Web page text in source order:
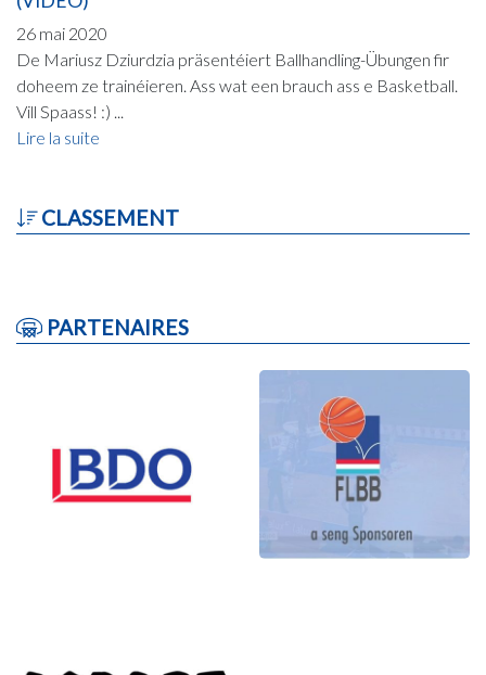
26 mai 2020
De Mariusz Dziurdzia präsentéiert Ballhandling-Übungen fir
doheem ze trainéieren. Ass wat een brauch ass e Basketball.
Vill Spaass! :) ...
Lire la suite
CLASSEMENT
PARTENAIRES